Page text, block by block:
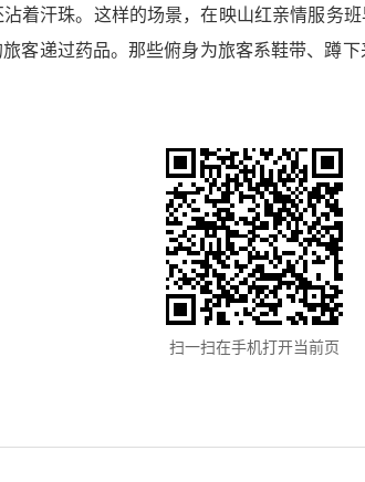
着汗珠。这样的场景，在映山红亲情服务
客递过药品。那些俯身为旅客系鞋带、蹲
扫一扫在手机打开当前页